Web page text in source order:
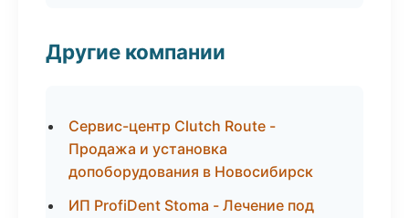
Другие компании
Сервис-центр Clutch Route -
Продажа и установка
допоборудования в Новосибирск
ИП ProfiDent Stoma - Лечение под